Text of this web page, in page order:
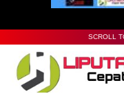
SCROLL